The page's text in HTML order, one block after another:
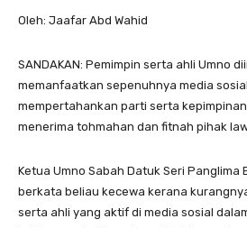
Oleh: Jaafar Abd Wahid
SANDAKAN: Pemimpin serta ahli Umno
memanfaatkan sepenuhnya media
mempertahankan parti serta
menerima tohmahan dan fitnah pihak
Ketua Umno Sabah Datuk Seri Panglima
berkata beliau kecewa kerana
serta ahli yang aktif di media sosial